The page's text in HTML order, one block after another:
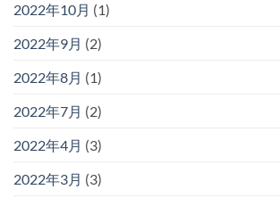
2022年10月 (1)
2022年9月 (2)
2022年8月 (1)
2022年7月 (2)
2022年4月 (3)
2022年3月 (3)